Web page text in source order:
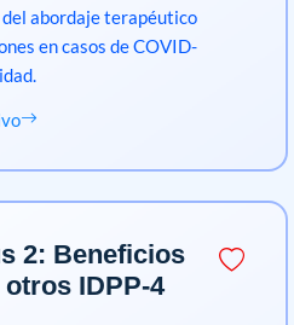
del abordaje terapéutico
en casos de COVID-
2: Beneficios
IDPP-4